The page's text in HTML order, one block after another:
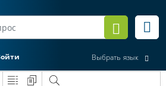
Выбрать язык